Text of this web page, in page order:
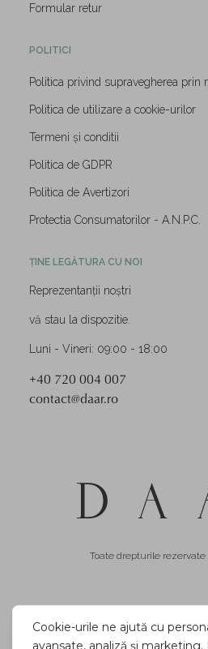
Formular retur
POLITICI
Politica privind supravegherea prin
Politica de utilizare a cookie-urilor
Termeni și conditii
Politica de GDPR
Politica de Avertizori
Protectia Consumatorilor - A.N.P.C.
ȚINE LEGĂTURA CU NOI
Reprezentanții noștri
vă stau la dispozitie.
Luni - Vineri: 09:00 - 18:00
+40 720 004 007
contact@daar.ro
Toate drepturile rezervate